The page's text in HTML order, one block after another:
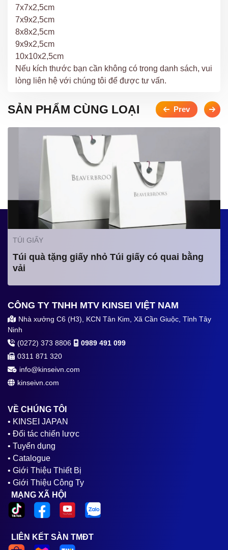
7x7x2,5cm
7x9x2,5cm
8x8x2,5cm
9x9x2,5cm
10x10x2,5cm
Nếu kích thước bạn cần không có trong danh sách, vui
lòng liên hệ với chúng tôi để được tư vấn.
SẢN PHẨM CÙNG LOẠI
TÚI GIẤY
Túi quà tặng giấy nhỏ Túi giấy có quai bằng
vải
CÔNG TY TNHH MTV KINSEI VIỆT NAM
Nhà xưởng C6 (H3), KCN Tân Kim, Xã Cần Giuộc, Tỉnh Tây
Ninh
(0272) 373 8806
0989 491 099
0311 871 320
info@kinseivn.com
kinseivn.com
VỀ CHÚNG TÔI
• KINSEI JAPAN
• Đối tác chiến lược
• Tuyển dụng
• Catalogue
• Giới Thiệu Thiết Bị
• Giới Thiệu Công Ty
MẠNG XÃ HỘI
LIÊN KẾT SÀN TMĐT